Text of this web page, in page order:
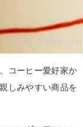
By: doicoffee.com
コーヒー愛好家か
しみやすい商品を